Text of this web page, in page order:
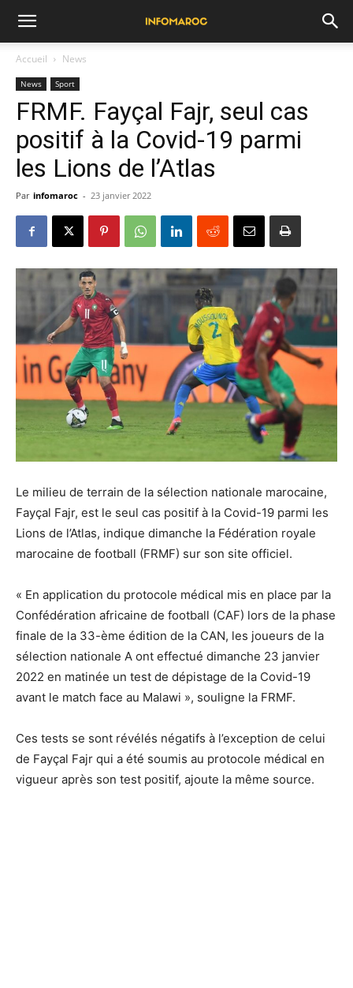
Accueil News
News Sport
FRMF. Fayçal Fajr, seul cas
positif à la Covid-19 parmi
les Lions de l’Atlas
Par infomaroc - 23 janvier 2022
Le milieu de terrain de la sélection nationale marocaine,
Fayçal Fajr, est le seul cas positif à la Covid-19 parmi les
Lions de l’Atlas, indique dimanche la Fédération royale
marocaine de football (FRMF) sur son site officiel.
« En application du protocole médical mis en place par la
Confédération africaine de football (CAF) lors de la phase
finale de la 33-ème édition de la CAN, les joueurs de la
sélection nationale A ont effectué dimanche 23 janvier
2022 en matinée un test de dépistage de la Covid-19
avant le match face au Malawi », souligne la FRMF.
Ces tests se sont révélés négatifs à l’exception de celui
de Fayçal Fajr qui a été soumis au protocole médical en
vigueur après son test positif, ajoute la même source.